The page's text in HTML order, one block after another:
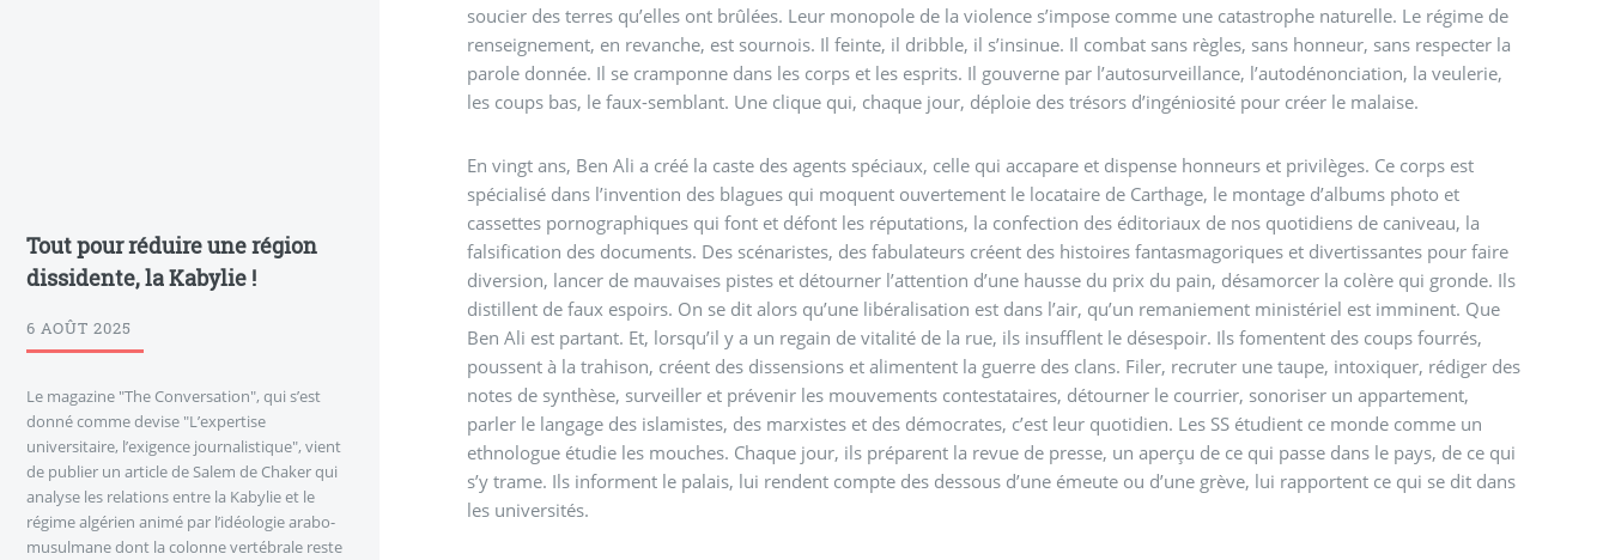
soucier des terres qu’elles ont brûlées. Leur monopole de la violence s’impose comme une catastrophe naturelle. Le régime de
renseignement, en revanche, est sournois. Il feinte, il dribble, il s’insinue. Il combat sans règles, sans honneur, sans respecter la
parole donnée. Il se cramponne dans les corps et les esprits. Il gouverne par l’autosurveillance, l’autodénonciation, la veulerie,
les coups bas, le faux-semblant. Une clique qui, chaque jour, déploie des trésors d’ingéniosité pour créer le malaise.
En vingt ans, Ben Ali a créé la caste des agents spéciaux, celle qui accapare et dispense honneurs et privilèges. Ce corps est
spécialisé dans l’invention des blagues qui moquent ouvertement le locataire de Carthage, le montage d’albums photo et
cassettes pornographiques qui font et défont les réputations, la confection des éditoriaux de nos quotidiens de caniveau, la
falsification des documents. Des scénaristes, des fabulateurs créent des histoires fantasmagoriques et divertissantes pour faire
diversion, lancer de mauvaises pistes et détourner l’attention d’une hausse du prix du pain, désamorcer la colère qui gronde. Ils
distillent de faux espoirs. On se dit alors qu’une libéralisation est dans l’air, qu’un remaniement ministériel est imminent. Que
Ben Ali est partant. Et, lorsqu’il y a un regain de vitalité de la rue, ils insufflent le désespoir. Ils fomentent des coups fourrés,
poussent à la trahison, créent des dissensions et alimentent la guerre des clans. Filer, recruter une taupe, intoxiquer, rédiger des
notes de synthèse, surveiller et prévenir les mouvements contestataires, détourner le courrier, sonoriser un appartement,
parler le langage des islamistes, des marxistes et des démocrates, c’est leur quotidien. Les SS étudient ce monde comme un
ethnologue étudie les mouches. Chaque jour, ils préparent la revue de presse, un aperçu de ce qui passe dans le pays, de ce qui
s’y trame. Ils informent le palais, lui rendent compte des dessous d’une émeute ou d’une grève, lui rapportent ce qui se dit dans
les universités.
Tout pour réduire une région
dissidente, la Kabylie !
6 AOÛT 2025
Le magazine "The Conversation", qui s’est
donné comme devise "L’expertise
universitaire, l’exigence journalistique", vient
de publier un article de Salem de Chaker qui
analyse les relations entre la Kabylie et le
régime algérien animé par l’idéologie arabo-
musulmane dont la colonne vertébrale reste